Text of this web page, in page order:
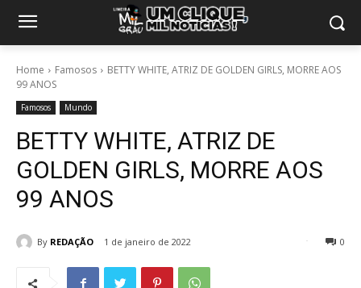
Home Famosos
BETTY WHITE, ATRIZ DE GOLDEN GIRLS, MORRE AOS
99 ANOS
Famosos Mundo
BETTY WHITE, ATRIZ DE
GOLDEN GIRLS, MORRE AOS
99 ANOS
By REDAÇÃO 1 de janeiro de 2022 0